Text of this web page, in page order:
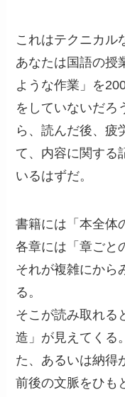
これはテクニカル
あなたは国語の授
ような作業」を
をしていないだ
ら、読んだ後、疲
て、内容に関する
いるはずだ。
書籍には「本全体
各章には「章ごと
それが複雑にから
る。
そこが読み取れる
造」が見えてくる
た、あるいは納得
前後の文脈をひも